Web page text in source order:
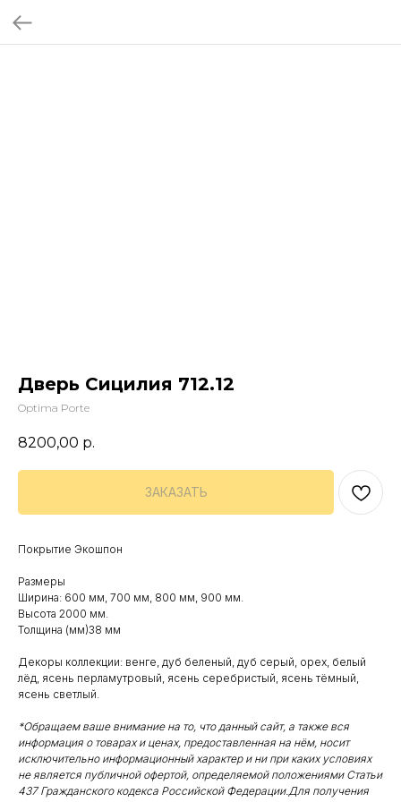
Дверь Сицилия 712.12
Optima Porte
8200,00 р.
ЗАКАЗАТЬ
Покрытие Экошпон
Размеры
Ширина: 600 мм, 700 мм, 800 мм, 900 мм.
Высота 2000 мм.
Толщина (мм)38 мм
Декоры коллекции: венге, дуб беленый, дуб серый, орех, белый
лёд, ясень перламутровый, ясень серебристый, ясень тёмный,
ясень светлый.
*Обращаем ваше внимание на то, что данный сайт, а также вся
информация о товарах и ценах, предоставленная на нём, носит
исключительно информационный характер и ни при каких условиях
не является публичной офертой, определяемой положениями Статьи
437 Гражданского кодекса Российской Федерации.Для получения